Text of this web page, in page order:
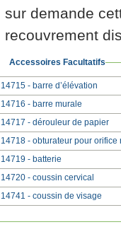
sur demande
recouvrement
Accessoires Facultatifs
14715 - barre d’élévation
14716 - barre murale
14717 - dérouleur de papier
14718 - obturateur pour orifice
14719 - batterie
14720 - coussin cervical
14741 - coussin de visage